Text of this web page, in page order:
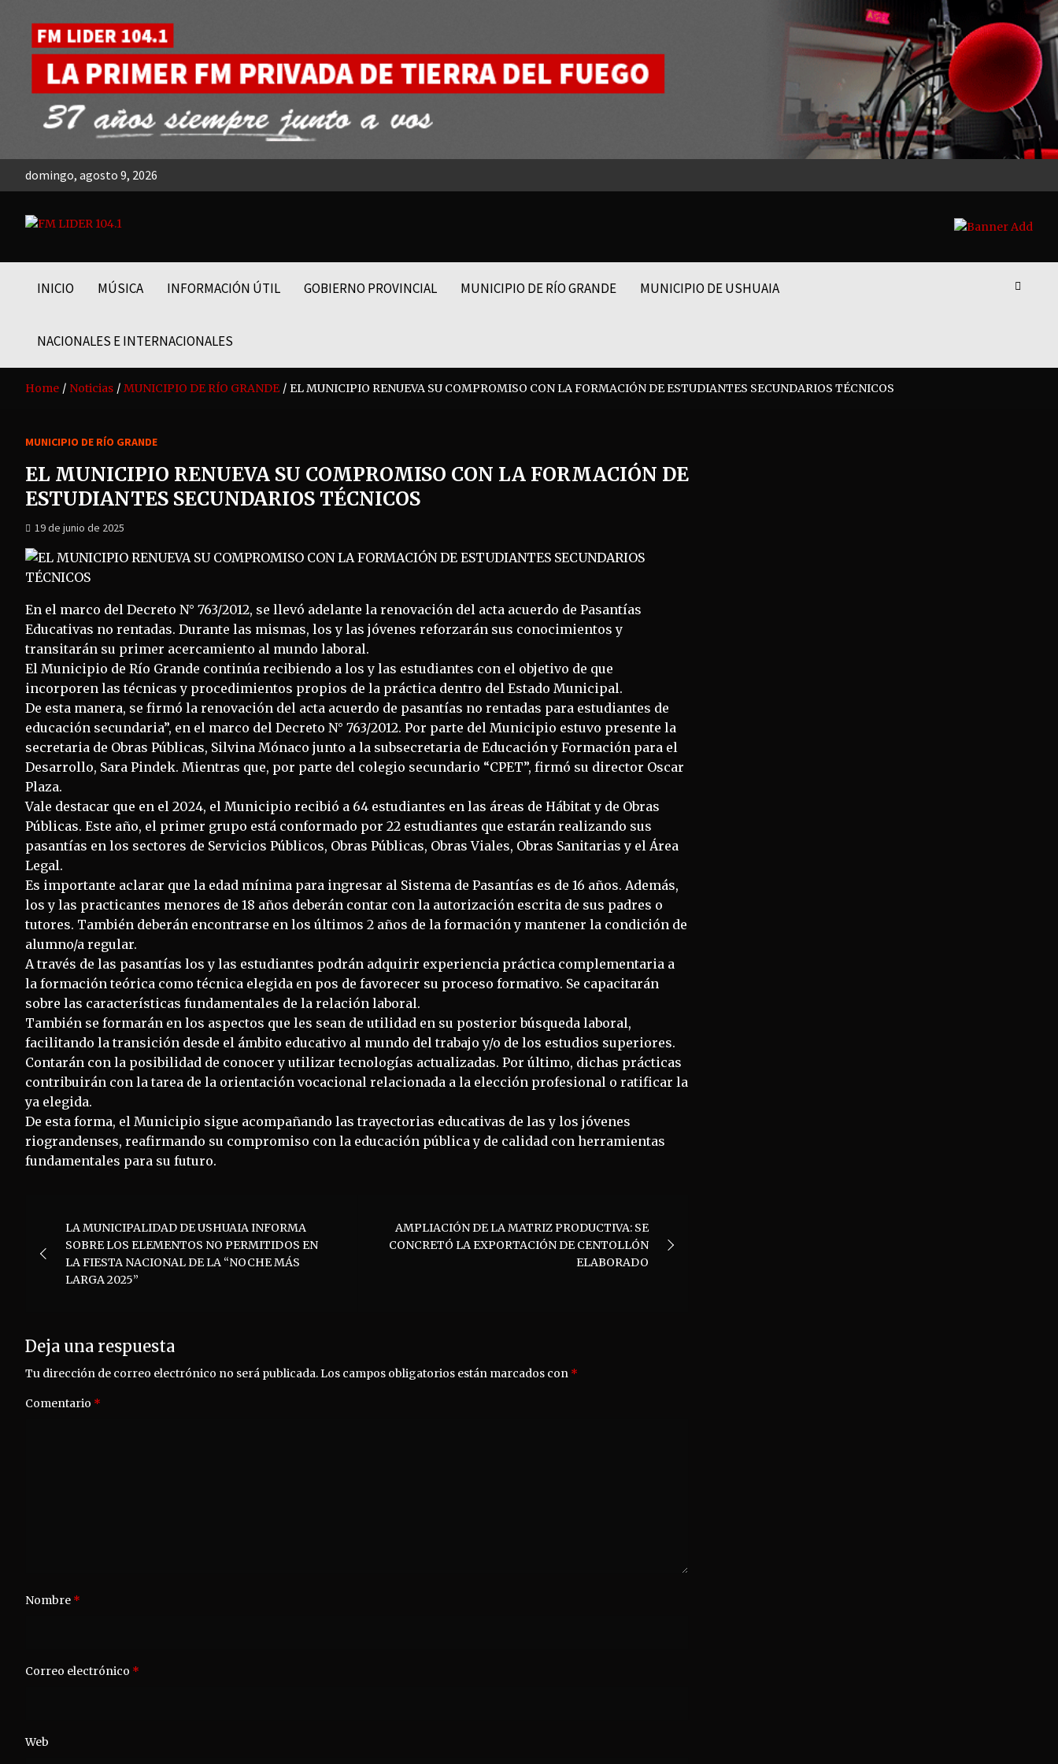
content
domingo, agosto 9, 2026
FM LIDER 104.1
INICIO MÚSICA INFORMACIÓN ÚTIL GOBIERNO PROVINCIAL MUNICIPIO DE RÍO GRANDE MUNICIPIO DE USHUAIA
NACIONALES E INTERNACIONALES
Home Noticias MUNICIPIO DE RÍO GRANDE EL MUNICIPIO RENUEVA SU COMPROMISO CON LA FORMACIÓN DE ESTUDIANTES SECUNDARIOS TÉCNICOS
MUNICIPIO DE RÍO GRANDE
EL MUNICIPIO RENUEVA SU COMPROMISO CON LA FORMACIÓN DE
ESTUDIANTES SECUNDARIOS TÉCNICOS
19 de junio de 2025
En el marco del Decreto N° 763/2012, se llevó adelante la renovación del acta acuerdo de Pasantías
Educativas no rentadas. Durante las mismas, los y las jóvenes reforzarán sus conocimientos y
transitarán su primer acercamiento al mundo laboral.
El Municipio de Río Grande continúa recibiendo a los y las estudiantes con el objetivo de que
incorporen las técnicas y procedimientos propios de la práctica dentro del Estado Municipal.
De esta manera, se firmó la renovación del acta acuerdo de pasantías no rentadas para estudiantes de
educación secundaria”, en el marco del Decreto N° 763/2012. Por parte del Municipio estuvo presente la
secretaria de Obras Públicas, Silvina Mónaco junto a la subsecretaria de Educación y Formación para el
Desarrollo, Sara Pindek. Mientras que, por parte del colegio secundario “CPET”, firmó su director Oscar
Plaza.
Vale destacar que en el 2024, el Municipio recibió a 64 estudiantes en las áreas de Hábitat y de Obras
Públicas. Este año, el primer grupo está conformado por 22 estudiantes que estarán realizando sus
pasantías en los sectores de Servicios Públicos, Obras Públicas, Obras Viales, Obras Sanitarias y el Área
Legal.
Es importante aclarar que la edad mínima para ingresar al Sistema de Pasantías es de 16 años. Además,
los y las practicantes menores de 18 años deberán contar con la autorización escrita de sus padres o
tutores. También deberán encontrarse en los últimos 2 años de la formación y mantener la condición de
alumno/a regular.
A través de las pasantías los y las estudiantes podrán adquirir experiencia práctica complementaria a
la formación teórica como técnica elegida en pos de favorecer su proceso formativo. Se capacitarán
sobre las características fundamentales de la relación laboral.
También se formarán en los aspectos que les sean de utilidad en su posterior búsqueda laboral,
facilitando la transición desde el ámbito educativo al mundo del trabajo y/o de los estudios superiores.
Contarán con la posibilidad de conocer y utilizar tecnologías actualizadas. Por último, dichas prácticas
contribuirán con la tarea de la orientación vocacional relacionada a la elección profesional o ratificar la
ya elegida.
De esta forma, el Municipio sigue acompañando las trayectorias educativas de las y los jóvenes
riograndenses, reafirmando su compromiso con la educación pública y de calidad con herramientas
fundamentales para su futuro.
de
entradas
LA MUNICIPALIDAD DE USHUAIA INFORMA
SOBRE LOS ELEMENTOS NO PERMITIDOS EN
LA FIESTA NACIONAL DE LA “NOCHE MÁS
LARGA 2025”
AMPLIACIÓN DE LA MATRIZ PRODUCTIVA: SE
CONCRETÓ LA EXPORTACIÓN DE CENTOLLÓN
ELABORADO
Deja una respuesta
Tu dirección de correo electrónico no será publicada.Los campos obligatorios están marcados con *
Comentario *
Nombre *
Correo electrónico *
Web